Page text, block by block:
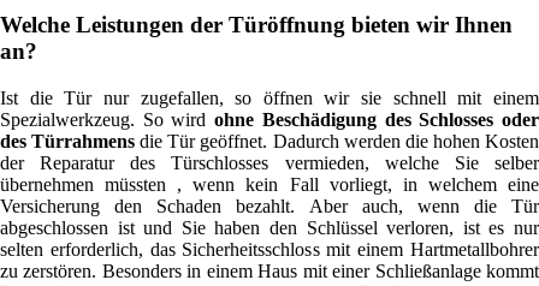
Welche Leistungen der Türöffnung bieten wir Ihnen
an?
Ist die Tür nur zugefallen, so öffnen wir sie schnell mit einem
Spezialwerkzeug. So wirdohne Beschädigung des Schlosses oder
des Türrahmens die Tür geöffnet. Dadurch werden die hohen Kosten
der Reparatur des Türschlosses vermieden, welche Sie selber
übernehmen müssten , wenn kein Fall vorliegt, in welchem eine
Versicherung den Schaden bezahlt. Aber auch, wenn die Tür
abgeschlossen ist und Sie haben den Schlüssel verloren, ist es nur
selten erforderlich, das Sicherheitsschloss mit einem Hartmetallbohrer
zu zerstören. Besonders in einem Haus mit einer Schließanlage kommt